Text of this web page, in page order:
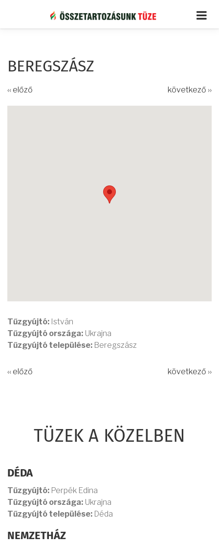
tartalomra
BEREGSZÁSZ
‹‹ előző következő ››
Tűzgyújtó: István
Tűzgyújtó országa: Ukrajna
Tűzgyújtó települése: Beregszász
‹‹ előző következő ››
TÜZEK A KÖZELBEN
DÉDA
Tűzgyújtó: Perpék Edina
Tűzgyújtó országa: Ukrajna
Tűzgyújtó települése: Déda
NEMZETHÁZ